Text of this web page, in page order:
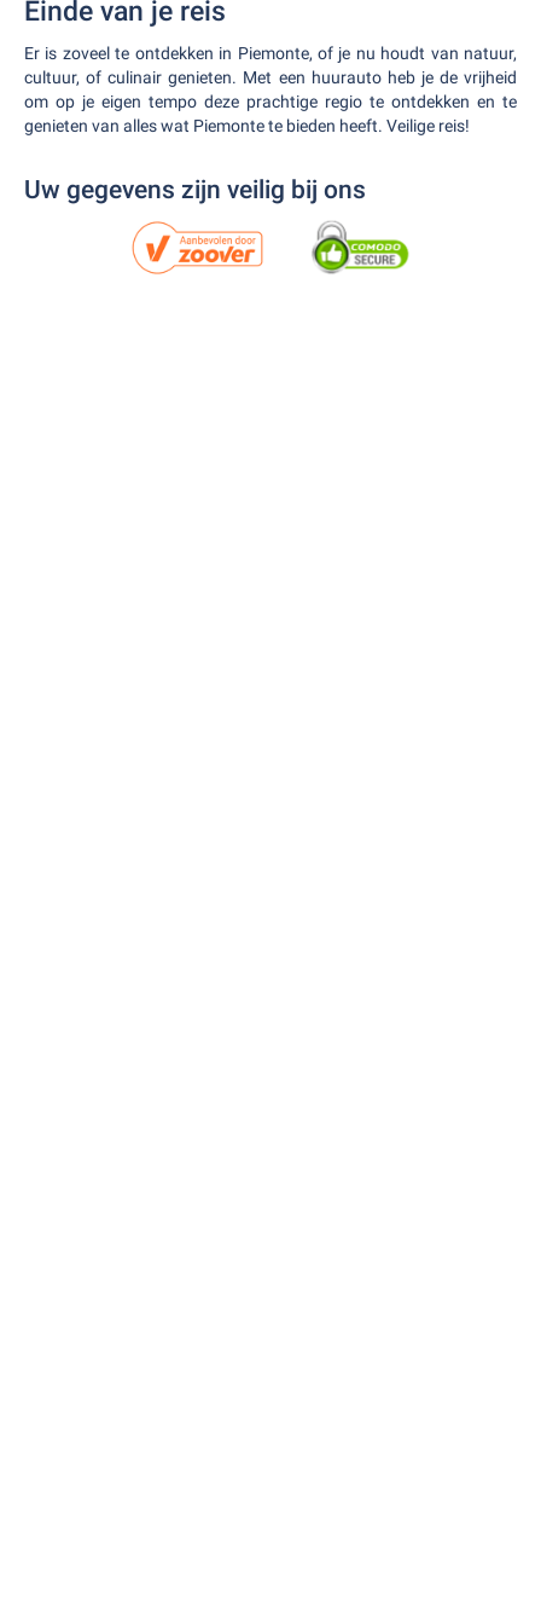
Einde van je reis
Er is zoveel te ontdekken in Piemonte, of je nu houdt van natuur,
cultuur, of culinair genieten. Met een huurauto heb je de vrijheid
om op je eigen tempo deze prachtige regio te ontdekken en te
genieten van alles wat Piemonte te bieden heeft. Veilige reis!
Uw gegevens zijn veilig bij ons